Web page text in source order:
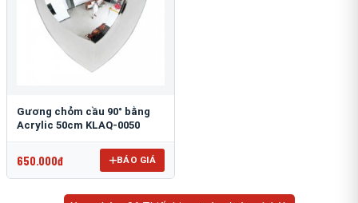
Gương chỏm cầu 90° bằng
Acrylic 50cm KLAQ-0050
650.000đ BÁO GIÁ